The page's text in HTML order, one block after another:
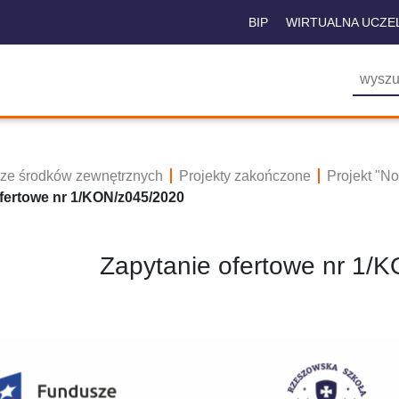
BIP WIRTUALNA
środków zewnętrznych Projekty zakończone
Projekt
nr 1/KON/z045/2020
Zapytanie ofertowe nr 1/